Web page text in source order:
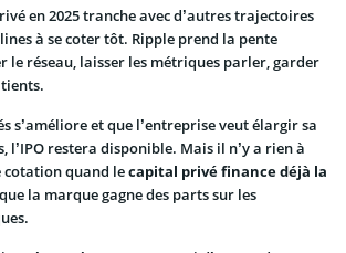
en 2025 tranche avec d’autres trajectoires
à se coter tôt. Ripple prend la pente
le réseau, laisser les métriques parler, garder
s’améliore et que l’entreprise veut élargir sa
l’IPO restera disponible. Mais il n’y a rien à
cotation quand lecapital privé finance déjà la
la marque gagne des parts sur les